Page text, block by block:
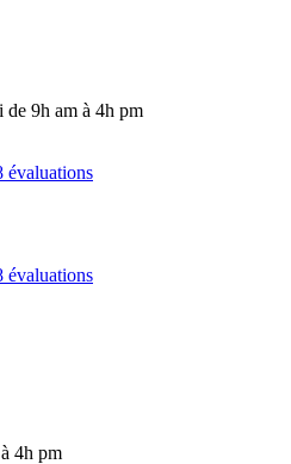
9h am à 4h pm
évaluations
évaluations
4h pm